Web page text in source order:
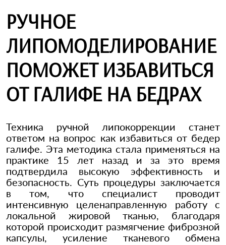
РУЧНОЕ
ЛИПОМОДЕЛИРОВАНИЕ
ПОМОЖЕТ ИЗБАВИТЬСЯ
ОТ ГАЛИФЕ НА БЕДРАХ
Техника ручной липокоррекции станет
ответом на вопрос как избавиться от бедер
галифе. Эта методика стала применяться на
практике 15 лет назад и за это время
подтвердила высокую эффективность и
безопасность. Суть процедуры заключается
в том, что специалист проводит
интенсивную целенаправленную работу с
локальной жировой тканью, благодаря
которой происходит размягчение фиброзной
капсулы, усиление тканевого обмена